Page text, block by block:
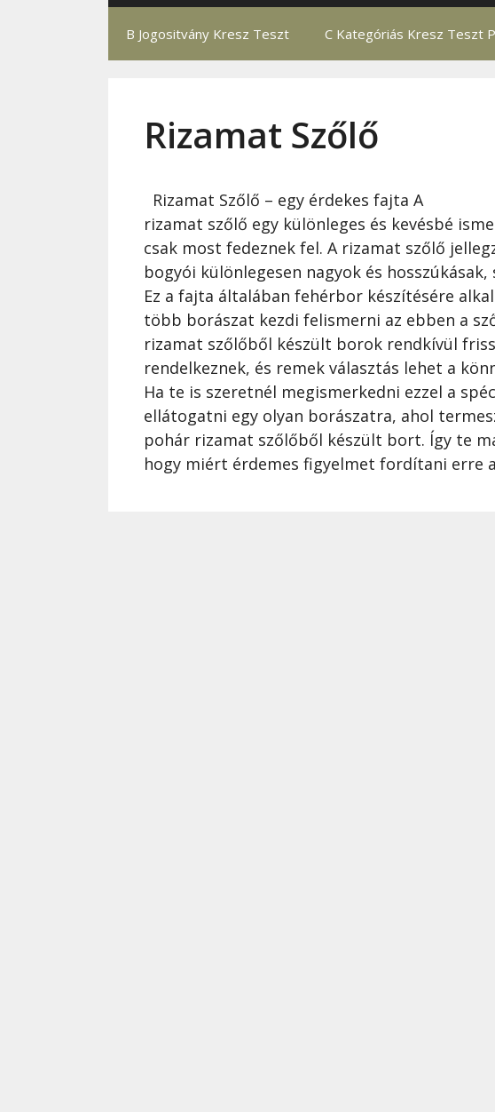
B Jogositvány Kresz Teszt C Kategóriás Kresz Teszt
Rizamat Szőlő
Rizamat Szőlő – egy érdekes fajta A
rizamat szőlő egy különleges és kevésbé
csak most fedeznek fel. A rizamat szőlő
bogyói különlegesen nagyok és
Ez a fajta általában fehérbor készítésére
több borászat kezdi felismerni az ebben a
rizamat szőlőből készült borok rendkívül
rendelkeznek, és remek választás lehet a
Ha te is szeretnél megismerkedni ezzel a
ellátogatni egy olyan borászatra, ahol
pohár rizamat szőlőből készült bort. Így te
hogy miért érdemes figyelmet fordítani erre